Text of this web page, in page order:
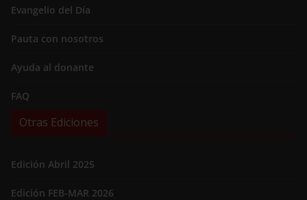
Evangelio del Día
Pauta con nosotros
Ayuda al donante
FAQ
Otras Ediciones
Edición Abril 2025
Edición FEB-MAR 2026